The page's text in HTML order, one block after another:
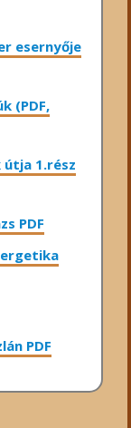
esernyője
(PDF,
útja 1.rész
PDF
PDF